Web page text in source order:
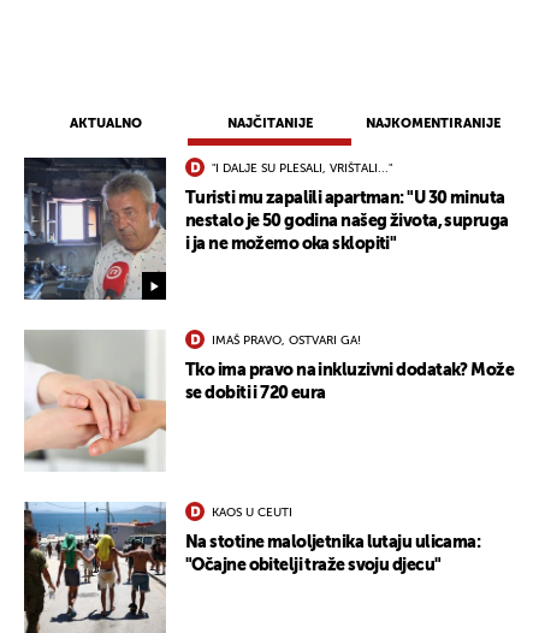
AKTUALNO NAJČITANIJE NAJKOMENTIRANIJE
"I DALJE SU PLESALI, VRIŠTALI..."
Turisti mu zapalili apartman: "U 30 minuta
nestalo je 50 godina našeg života, supruga
i ja ne možemo oka sklopiti"
IMAŠ PRAVO, OSTVARI GA!
Tko ima pravo na inkluzivni dodatak? Može
se dobiti i 720 eura
KAOS U CEUTI
Na stotine maloljetnika lutaju ulicama:
"Očajne obitelji traže svoju djecu"
UKLJUČITE NOTIFIKACIJE